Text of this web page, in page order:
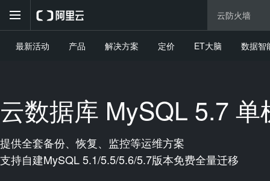
最新活动 产品 解决方案 定价 ET大脑 数据智
云数据库 MySQL 5.7 单
提供全套备份、恢复、监控等运维方案
支持自建MySQL 5.1/5.5/5.6/5.7版本免费全量迁移